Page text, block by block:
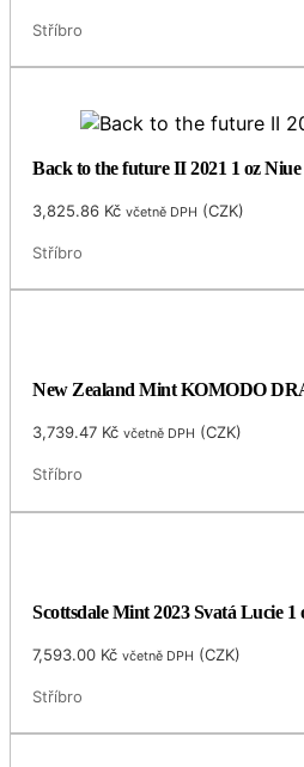
Stříbro
Back to the future II 2021 1 oz Niue
3,825.86 Kč včetně DPH (CZK)
Stříbro
New Zealand Mint KOMODO
3,739.47 Kč včetně DPH (CZK)
Stříbro
Scottsdale Mint 2023 Svatá Lucie
7,593.00 Kč včetně DPH (CZK)
Stříbro